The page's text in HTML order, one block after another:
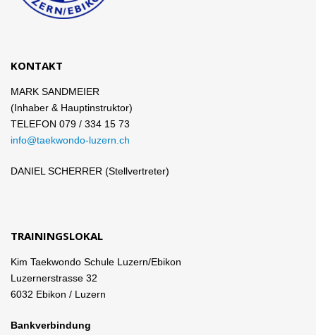
KONTAKT
MARK SANDMEIER
(Inhaber & Hauptinstruktor)
TELEFON 079 / 334 15 73
info@taekwondo-luzern.ch
DANIEL SCHERRER (Stellvertreter)
TRAININGSLOKAL
Kim Taekwondo Schule Luzern/Ebikon
Luzernerstrasse 32
6032 Ebikon / Luzern
Bankverbindung